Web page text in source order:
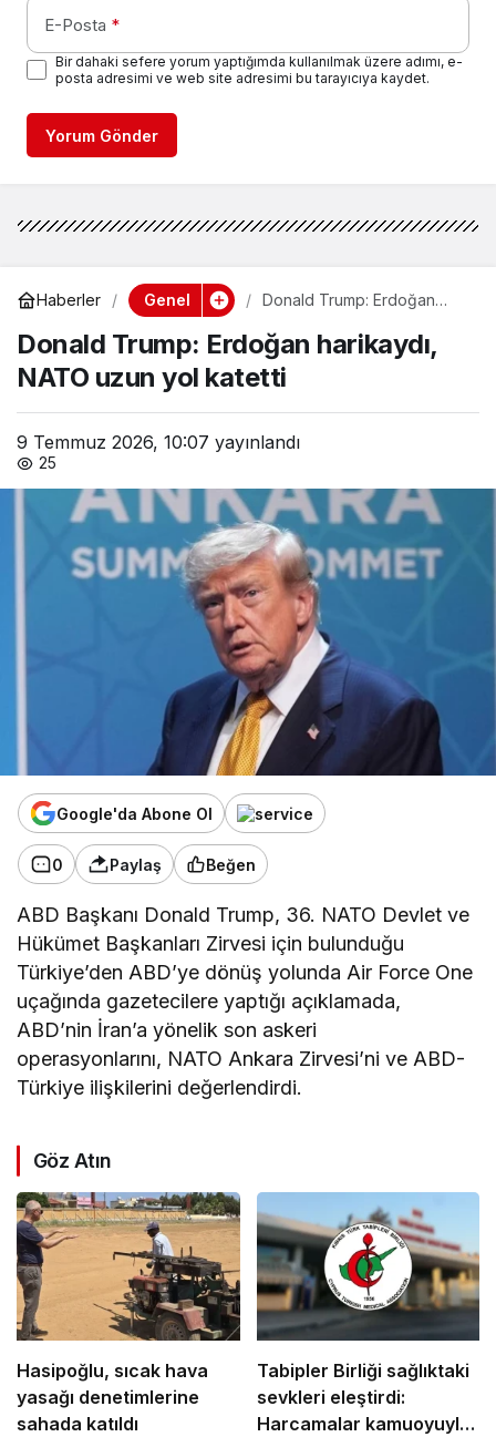
E-Posta *
Bir dahaki sefere yorum yaptığımda kullanılmak üzere adımı, e-
posta adresimi ve web site adresimi bu tarayıcıya kaydet.
Yorum Gönder
Haberler Genel
Donald Trump: Erdoğan
katetti
Donald Trump: Erdoğan harikaydı,
NATO uzun yol katetti
9 Temmuz 2026, 10:07 yayınlandı
25
Google'da Abone Ol
0 Paylaş Beğen
ABD Başkanı Donald Trump, 36.⁠ ⁠NATO Devlet ve
Hükümet Başkanları Zirvesi için bulunduğu
Türkiye’den ABD’ye dönüş yolunda Air Force One
uçağında gazetecilere yaptığı açıklamada,
ABD’nin İran’a yönelik son askeri
operasyonlarını, NATO Ankara Zirvesi’ni ve ABD-
Türkiye ilişkilerini değerlendirdi.
Göz Atın
Hasipoğlu, sıcak hava
yasağı denetimlerine
sahada katıldı
Tabipler Birliği sağlıktaki
sevkleri eleştirdi:
Harcamalar kamuoyuyla